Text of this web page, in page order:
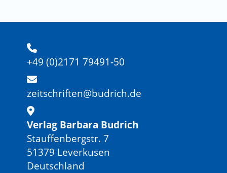
+49 (0)2171 79491-50
zeitschriften@budrich.de
Verlag Barbara Budrich
Stauffenbergstr. 7
51379 Leverkusen
Deutschland